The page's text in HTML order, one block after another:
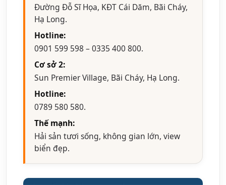
Đường Đỗ Sĩ Họa, KĐT Cái Dăm, Bãi Cháy,
Hạ Long.
Hotline:
0901 599 598 – 0335 400 800.
Cơ sở 2:
Sun Premier Village, Bãi Cháy, Hạ Long.
Hotline:
0789 580 580.
Thế mạnh:
Hải sản tươi sống, không gian lớn, view
biển đẹp.